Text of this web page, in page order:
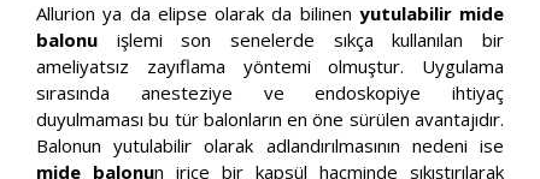
Allurion ya da elipse olarak da bilinen yutulabilir mide
balonu işlemi son senelerde sıkça kullanılan bir
ameliyatsız zayıflama yöntemi olmuştur. Uygulama
sırasında anesteziye ve endoskopiye ihtiyaç
duyulmaması bu tür balonların en öne sürülen avantajıdır.
Balonun yutulabilir olarak adlandırılmasının nedeni ise
mide balonun irice bir kapsül hacminde sıkıştırılarak